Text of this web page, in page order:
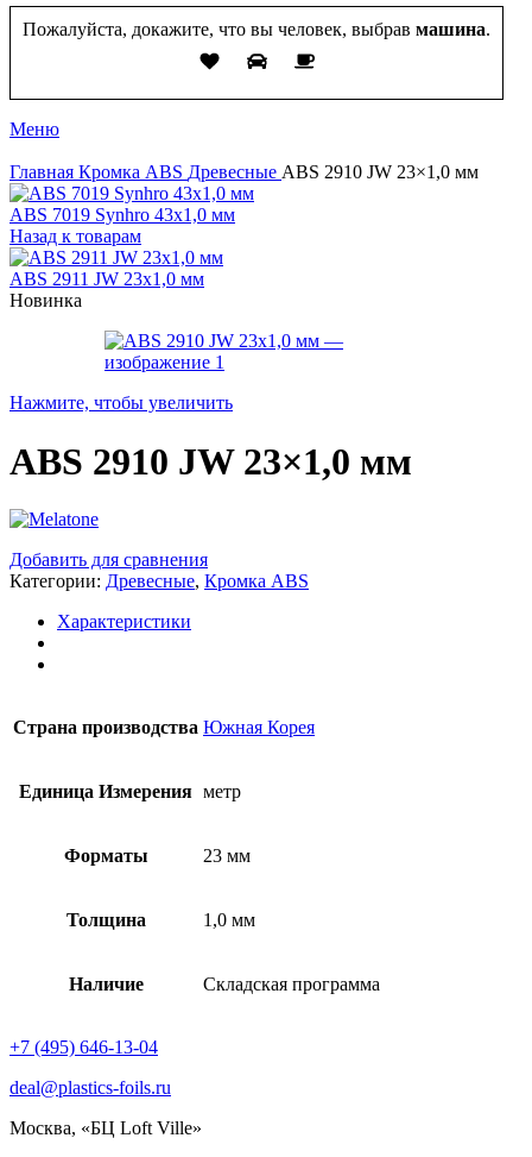
Пожалуйста, докажите, что вы человек, выбрав машина.
Меню
Главная Кромка ABS Древесные ABS 2910 JW 23×1,0 мм
ABS 7019 Synhro 43x1,0 мм
Назад к товарам
ABS 2911 JW 23x1,0 мм
Новинка
Нажмите, чтобы увеличить
ABS 2910 JW 23×1,0 мм
Добавить для сравнения
Категории: Древесные, Кромка ABS
Характеристики
Страна производства Южная Корея
Единица Измерения метр
Форматы 23 мм
Толщина 1,0 мм
Наличие Складская программа
+7 (495) 646-13-04
deal@plastics-foils.ru
Москва, «БЦ Loft Ville»